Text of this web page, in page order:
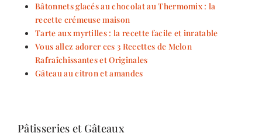
Bâtonnets glacés au chocolat au Thermomix : la
recette crémeuse maison
Tarte aux myrtilles : la recette facile et inratable
Vous allez adorer ces 3 Recettes de Melon
Rafraîchissantes et Originales
Gâteau au citron et amandes
Pâtisseries et Gâteaux